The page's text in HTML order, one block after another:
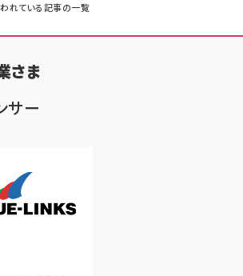
われている記事の一覧
さま
サー